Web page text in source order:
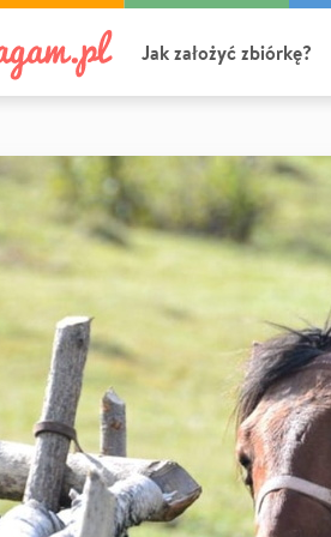
Jak założyć zbiórkę?